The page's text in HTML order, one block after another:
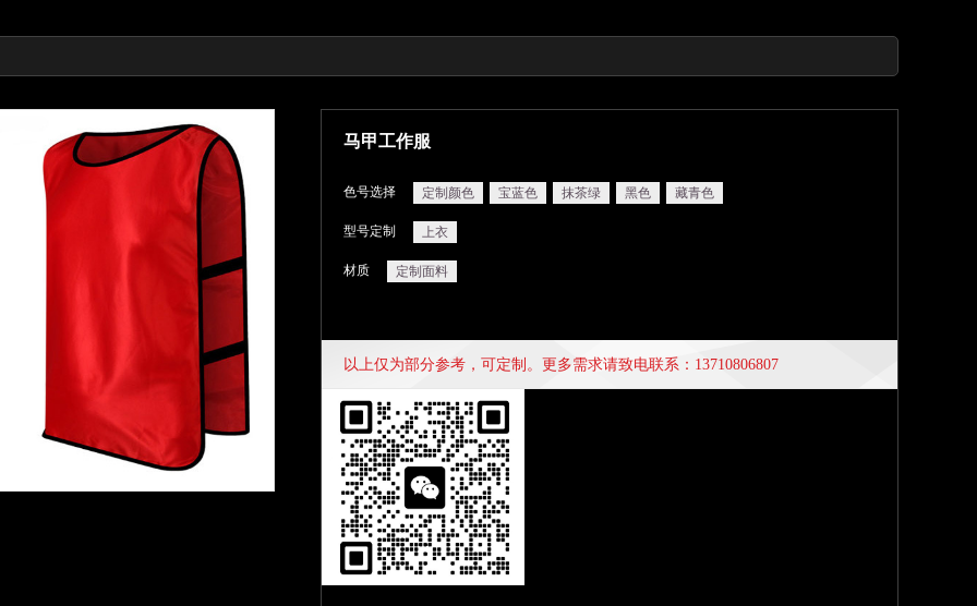
马甲工作服
色号选择 定制颜色 宝蓝色 抹茶绿 黑色 藏青色
型号定制 上衣
材质 定制面料
以上仅为部分参考，可定制。更多需求请致电联系：13710806807